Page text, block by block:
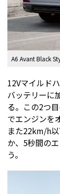
A6 Avant Black
12Vマイルド
バッテリーに
る。この2つ
でエンジンを
また22km/h
か、5秒間の
う。